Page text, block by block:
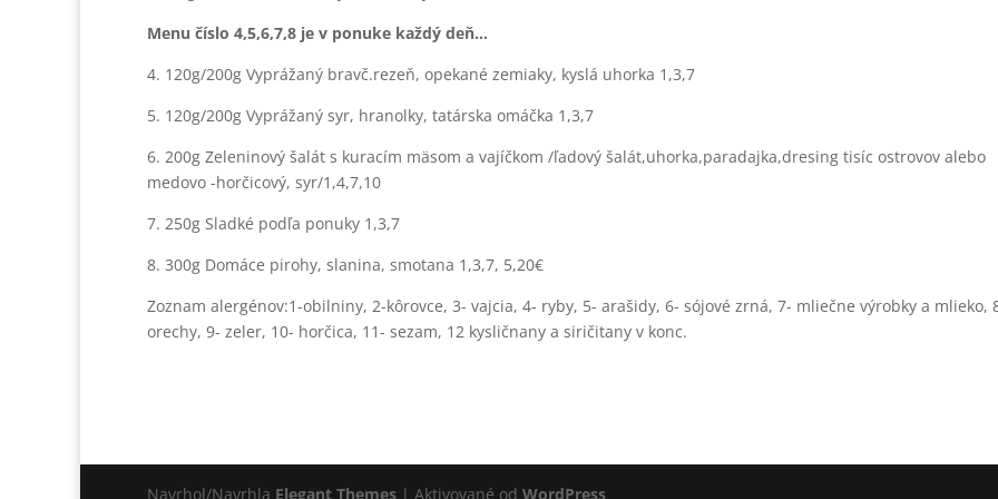
Menu číslo 4,5,6,7,8 je v ponuke každý deň…
4. 120g/200g Vyprážaný bravč.rezeň, opekané zemiaky, kyslá uhorka 1,3,7
5. 120g/200g Vyprážaný syr, hranolky, tatárska omáčka 1,3,7
6. 200g Zeleninový šalát s kuracím mäsom a vajíčkom /ľadový šalát,uhorka,paradajka,dresing tisíc ostrovov alebo
medovo -horčicový, syr/1,4,7,10
7. 250g Sladké podľa ponuky 1,3,7
8. 300g Domáce pirohy, slanina, smotana 1,3,7, 5,20€
Zoznam alergénov:1-obilniny, 2-kôrovce, 3- vajcia, 4- ryby, 5- arašidy, 6- sójové zrná, 7- mliečne výrobky a mlieko,
orechy, 9- zeler, 10- horčica, 11- sezam, 12 kysličnany a siričitany v konc.
Navrhol/Navrhla Elegant Themes | Aktivované od WordPress